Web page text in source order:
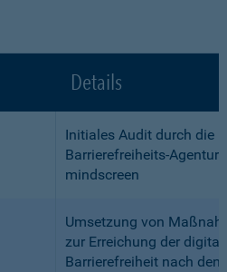
Details
Initiales Audit durch die
Barrierefreiheits-Agentur
mindscreen
Umsetzung von
zur Erreichung der
Barrierefreiheit nach den